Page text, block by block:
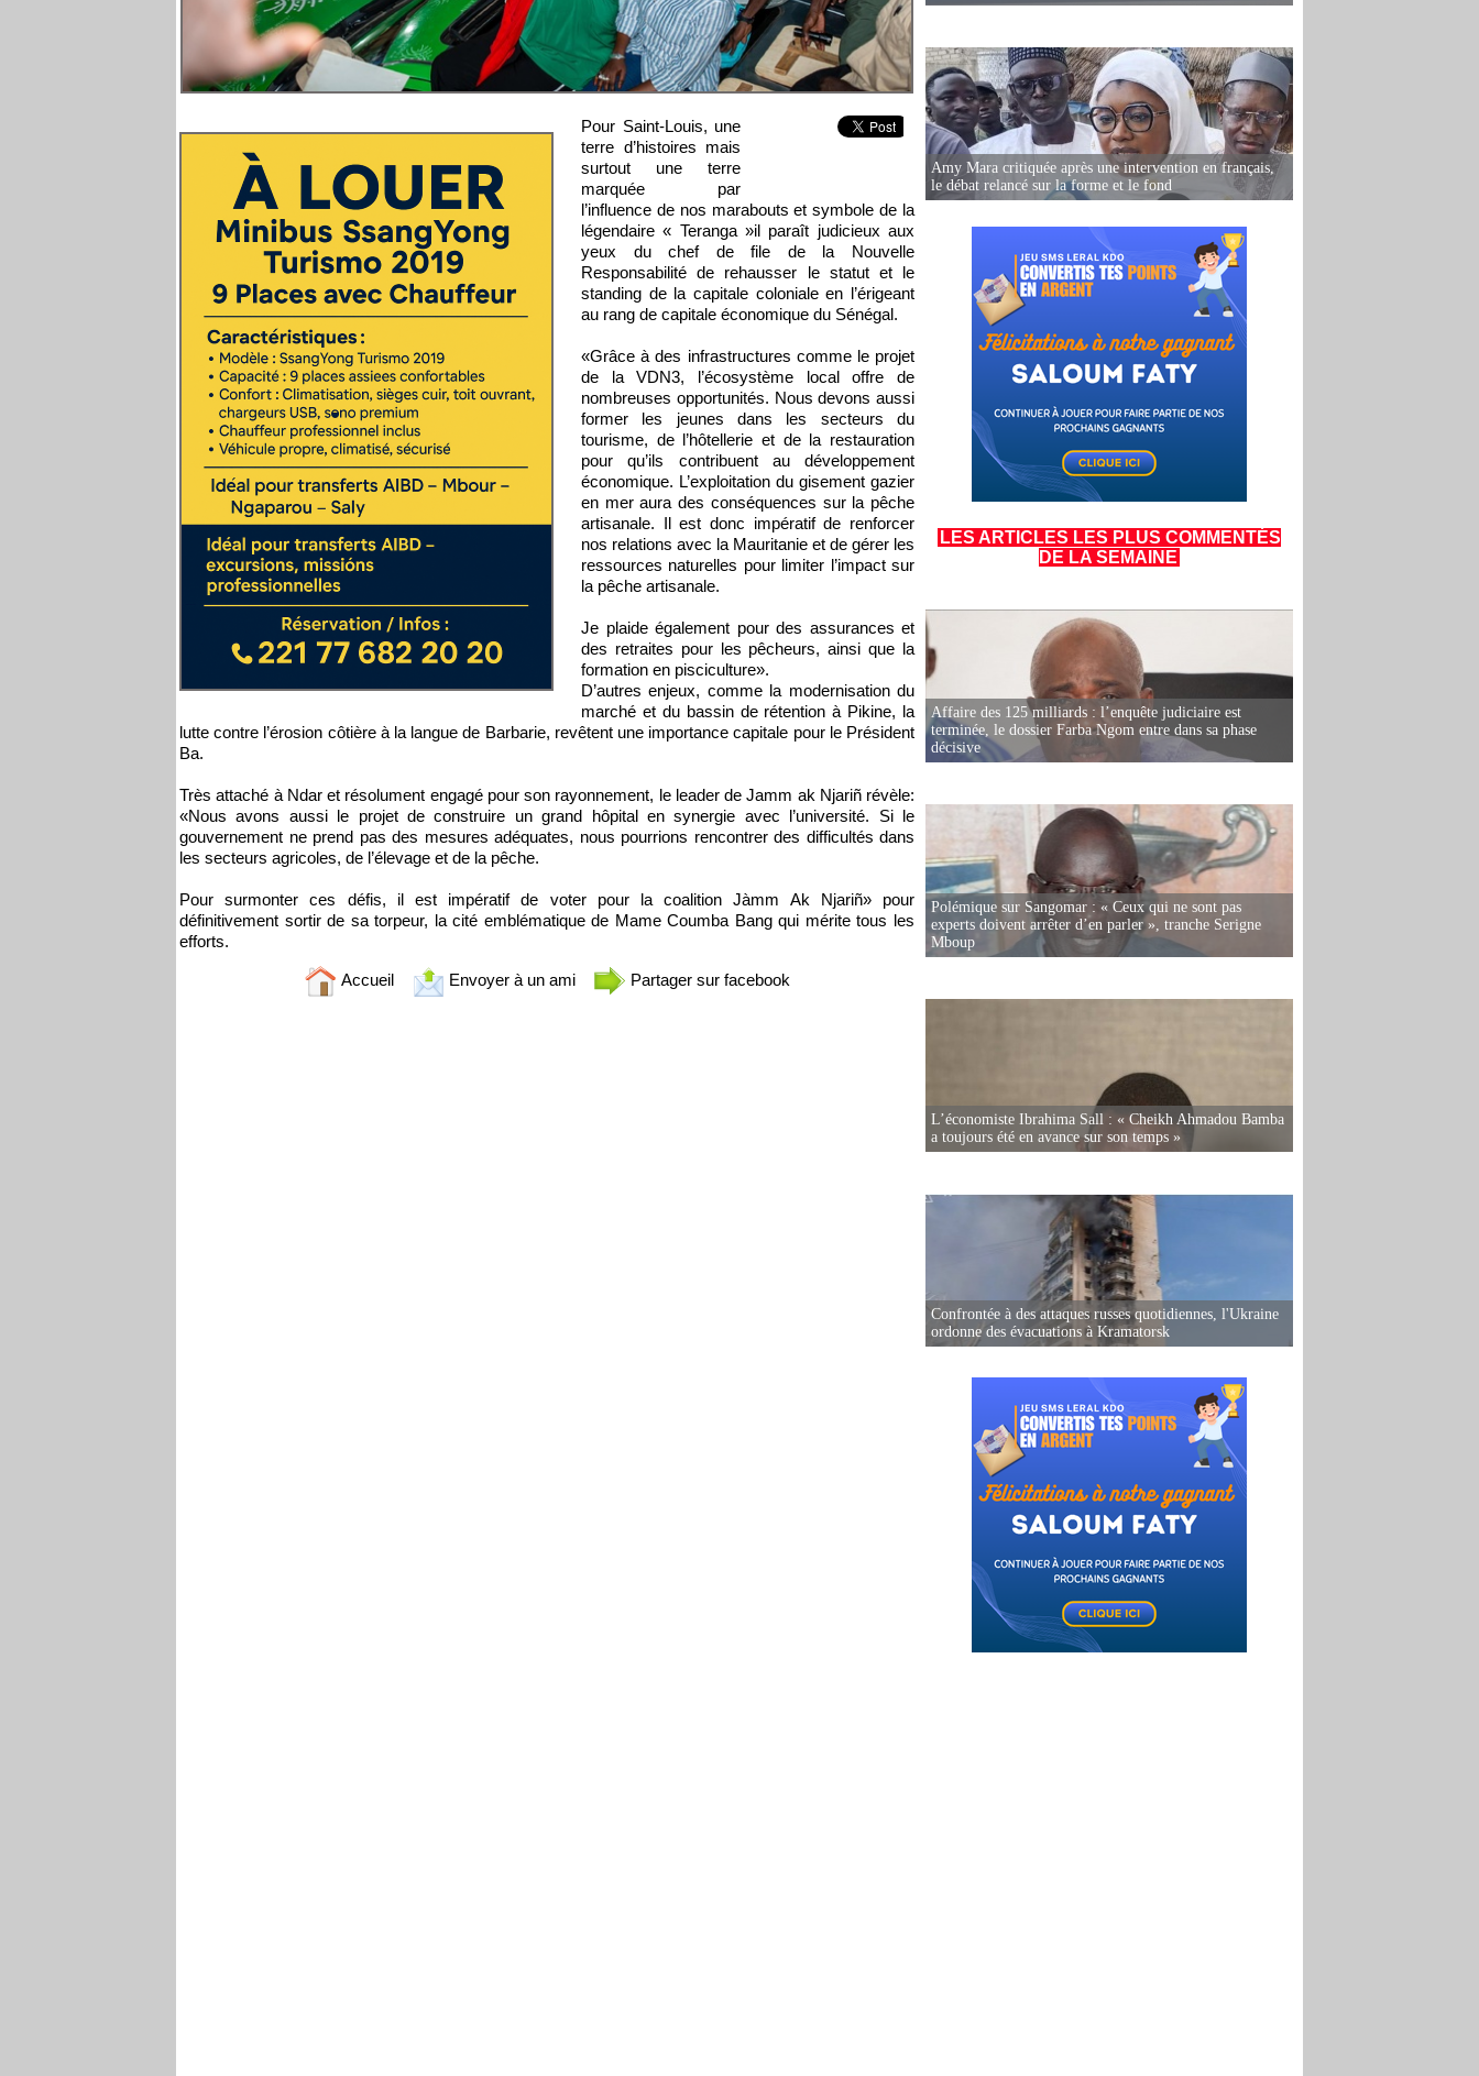
Pour Saint-Louis, une
terre d’histoires mais
surtout une terre
marquée par
l’influence de nos marabouts et symbole de la
légendaire « Teranga »il paraît judicieux aux
yeux du chef de file de la Nouvelle
Responsabilité de rehausser le statut et le
standing de la capitale coloniale en l’érigeant
au rang de capitale économique du Sénégal.
«Grâce à des infrastructures comme le projet
de la VDN3, l’écosystème local offre de
nombreuses opportunités. Nous devons aussi
former les jeunes dans les secteurs du
tourisme, de l’hôtellerie et de la restauration
pour qu’ils contribuent au développement
économique. L’exploitation du gisement gazier
en mer aura des conséquences sur la pêche
artisanale. Il est donc impératif de renforcer
nos relations avec la Mauritanie et de gérer les
ressources naturelles pour limiter l’impact sur
la pêche artisanale.
Je plaide également pour des assurances et
des retraites pour les pêcheurs, ainsi que la
formation en pisciculture».
D’autres enjeux, comme la modernisation du
marché et du bassin de rétention à Pikine, la
lutte contre l’érosion côtière à la langue de Barbarie, revêtent une importance capitale pour le Président
Ba.
Très attaché à Ndar et résolument engagé pour son rayonnement, le leader de Jamm ak Njariñ révèle:
«Nous avons aussi le projet de construire un grand hôpital en synergie avec l’université. Si le
gouvernement ne prend pas des mesures adéquates, nous pourrions rencontrer des difficultés dans
les secteurs agricoles, de l’élevage et de la pêche.
Pour surmonter ces défis, il est impératif de voter pour la coalition Jàmm Ak Njariñ» pour
définitivement sortir de sa torpeur, la cité emblématique de Mame Coumba Bang qui mérite tous les
efforts.
Accueil Envoyer à un ami Partager sur facebook
Amy Mara critiquée après une intervention en français,
le débat relancé sur la forme et le fond
LES ARTICLES LES PLUS COMMENTÉS
DE LA SEMAINE
Affaire des 125 milliards : l’enquête judiciaire est
terminée, le dossier Farba Ngom entre dans sa phase
décisive
Polémique sur Sangomar : « Ceux qui ne sont pas
experts doivent arrêter d’en parler », tranche Serigne
Mboup
L’économiste Ibrahima Sall : « Cheikh Ahmadou Bamba
a toujours été en avance sur son temps »
Confrontée à des attaques russes quotidiennes, l'Ukraine
ordonne des évacuations à Kramatorsk